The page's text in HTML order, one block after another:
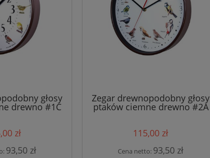
głosy
drewno #1C
zł
93,50 zł
Zegar drewnopodobny głosy
ptaków ciemne drewno #2A
115,00 zł
Cena netto: 93,50 zł